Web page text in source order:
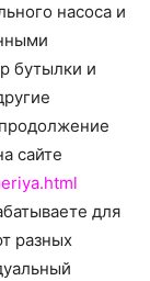
насоса и
бутылки и
сайте
для
разных